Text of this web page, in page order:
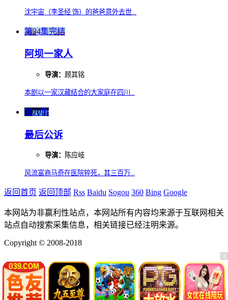
沈宇宙（李圣经 饰）的爸爸意外去世...
第34集完结
阿坝一家人
导演： 顾其铭
本剧以一家汉藏结合的大家庭在四川...
第20集
最后公诉
导演： 陈应岐
风流富商马奇在医院猝死，其三百万...
返回首页 返回顶部 Rss Baidu Sogou 360 Bing Google
本网站为非赢利性站点，本网站所有内容均来源于互联网相关
站点自动搜索采集信息，相关链接已经注明来源。
Copyright © 2008-2018